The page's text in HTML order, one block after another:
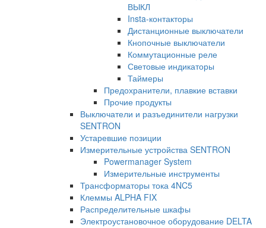
ВЫКЛ
Insta-контакторы
Дистанционные выключатели
Кнопочные выключатели
Коммутационные реле
Световые индикаторы
Таймеры
Предохранители, плавкие вставки
Прочие продукты
Выключатели и разъединители нагрузки
SENTRON
Устаревшие позиции
Измерительные устройства SENTRON
Powermanager System
Измерительные инструменты
Трансформаторы тока 4NC5
Клеммы ALPHA FIX
Распределительные шкафы
Электроустановочное оборудование DELTA